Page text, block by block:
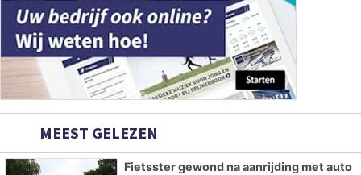
MEEST GELEZEN
Fietsster gewond na aanrijding met auto